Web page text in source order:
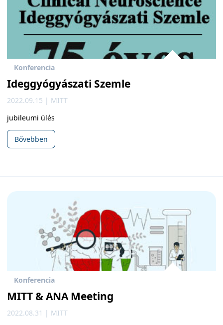
Konferencia
Ideggyógyászati Szemle
2022.09.15 | MITT
jubileumi ülés
Bővebben
Konferencia
MITT & ANA Meeting
2022.08.31 | MITT